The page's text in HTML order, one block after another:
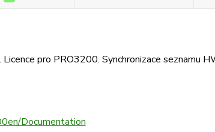
pro PRO3200. Synchronizace seznamu
Documentation